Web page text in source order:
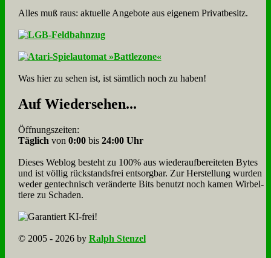
Alles muß raus: aktuelle An­ge­bo­te aus eigenem Privatbesitz.
Was hier zu sehen ist, ist sämt­lich noch zu haben!
Auf Wie­der­se­hen...
Öffnungszeiten:
Täglich von 0:00bis 24:00 Uhr
Dieses Weblog besteht zu 100% aus wie­der­auf­bereite­ten Bytes
und ist völlig rück­stands­frei ent­sorg­bar. Zur Herstellung wurden
weder gen­tech­nisch veränderte Bits benutzt noch kamen Wir­bel­
tiere zu Scha­den.
© 2005 - 2026 by Ralph Stenzel